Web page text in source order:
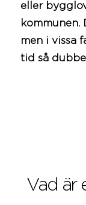
eller
kommunen.
men i vissa
tid så
Vad är